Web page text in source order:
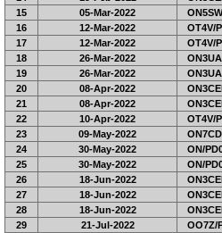
15
05-Mar-2022
16
12-Mar-2022
OT4V/P
17
12-Mar-2022
OT4V/P
18
26-Mar-2022
19
26-Mar-2022
20
08-Apr-2022
21
08-Apr-2022
22
10-Apr-2022
OT4V/P
23
09-May-2022
24
30-May-2022
ON/
25
30-May-2022
ON/
26
18-Jun-2022
27
18-Jun-2022
28
18-Jun-2022
29
21-Jul-2022
OO7Z/